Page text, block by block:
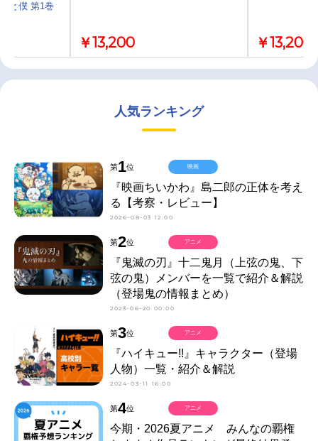
と僕 第1巻
￥13,200 ￥13,200
人気ランキング
第1位
『映画ちいかわ』島二郎の正体を考え
る【考察・レビュー】
2026-08-03 12:00
映画
第2位
『鬼滅の刃』十二鬼月（上弦の鬼、下
弦の鬼）メンバーを一覧で紹介＆解説
（登場鬼の情報まとめ）
2023-06-20 00:00
アニメ
第3位
『ハイキュー!!』キャラクター（登場
人物）一覧・紹介＆解説
2024-03-11 16:00
アニメ
第4位
今期・2026夏アニメ みんなの覇権
アニメ